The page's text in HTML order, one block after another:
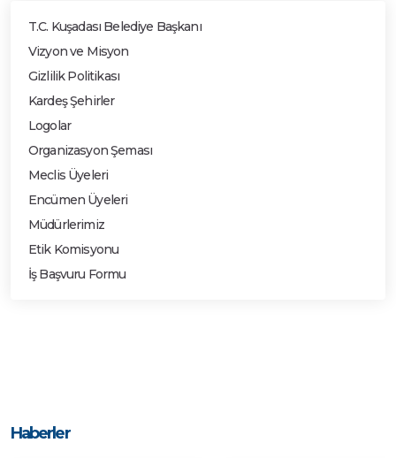
T.C. Kuşadası Belediye Başkanı
Vizyon ve Misyon
Gizlilik Politikası
Kardeş Şehirler
Logolar
Organizasyon Şeması
Meclis Üyeleri
Encümen Üyeleri
Müdürlerimiz
Etik Komisyonu
İş Başvuru Formu
Haberler